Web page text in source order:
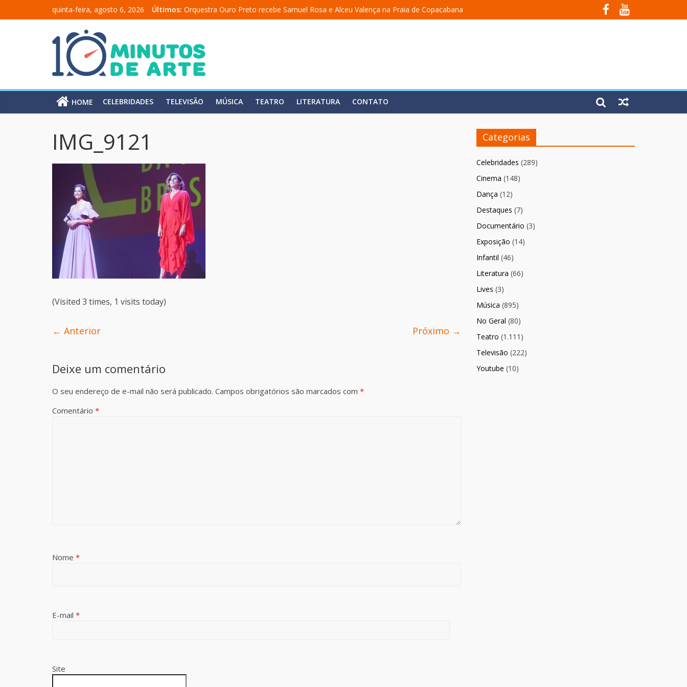
quinta-feira, agosto 6, 2026 Últimos: Orquestra Ouro Preto recebe Samuel Rosa e Alceu Valença na Praia de Copacabana
“Comunicado a uma academia” ganha nova temporada na Fundição Progresso
Mônica Salmaso lança álbum em homenagem a Elizeth Cardoso
Carolina Chalita estreia o solo “Eu matei a Sherazade – Confissões De Uma Árabe Em Fúria”
HOME CELEBRIDADES TELEVISÃO MÚSICA TEATRO LITERATURA CONTATO
IMG_9121
(Visited 3 times, 1 visits today)
← Anterior Próximo →
Deixe um comentário
O seu endereço de e-mail não será publicado. Campos obrigatórios são marcados com *
Comentário *
Nome *
E-mail *
Site
Categorias
Celebridades (289)
Cinema (148)
Dança (12)
Destaques (7)
Documentário (3)
Exposição (14)
Infantil (46)
Literatura (66)
Lives (3)
Música (895)
No Geral (80)
Teatro (1.111)
Televisão (222)
Youtube (10)